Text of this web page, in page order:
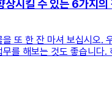
상시킬 수 있는 6가지의
또 한 잔 마셔 보십시오.
를 해보는 것도 좋습니다.